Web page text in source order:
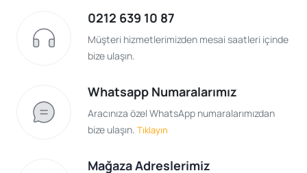
0212 639 10 87
Müşteri hizmetlerimizden mesai saatleri içinde
bize ulaşın.
Whatsapp Numaralarımız
Aracınıza özel WhatsApp numaralarımızdan
bize ulaşın. Tıklayın
Mağaza Adreslerimiz